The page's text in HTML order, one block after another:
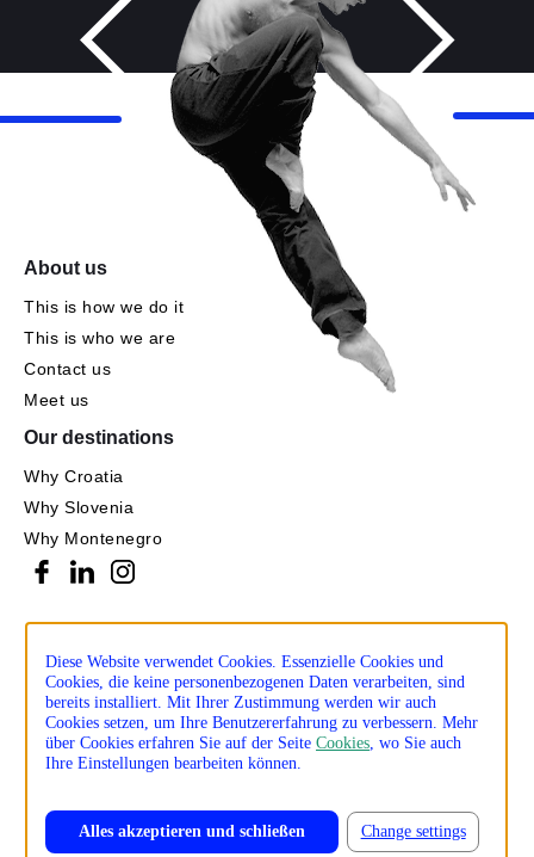
About us
This is how we do it
This is who we are
Contact us
Meet us
Our destinations
Why Croatia
Why Slovenia
Why Montenegro
Privacy policyCookie policy
Diese Website verwendet Cookies. Essenzielle Cookies und
Cookies, die keine personenbezogenen Daten verarbeiten, sind
bereits installiert. Mit Ihrer Zustimmung werden wir auch
Cookies setzen, um Ihre Benutzererfahrung zu verbessern. Mehr
über Cookies erfahren Sie auf der SeiteCookies, wo Sie auch
Ihre Einstellungen bearbeiten können.
Change settings
Alles akzeptieren und schließen